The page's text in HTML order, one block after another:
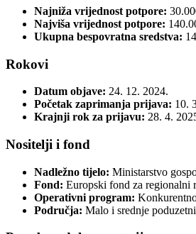
Najniža vrijednost potpore:
Najviša vrijednost potpore:
Ukupna bespovratna sredstva:
Rokovi
Datum objave: 24. 12. 2024.
Početak zaprimanja prijava: 10.
Krajnji rok za prijavu: 28. 4.
Nositelji i fond
Nadležno tijelo: Ministarstvo
Fond: Europski fond za regionalni
Operativni program:
Područja: Malo i srednje